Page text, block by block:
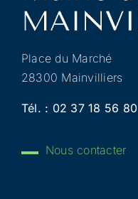
Place du Marché
28300 Mainvilliers
Tél. : 02 37 18 56 80
Nous contacter